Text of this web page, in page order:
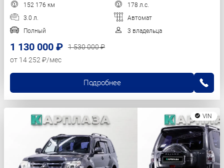
152 176 км
178 л.с.
3.0 л.
Автомат
Полный
3 владельца
1 130 000 ₽
1 530 000 ₽
от 14 252 ₽/мес
Подробнее
VIN